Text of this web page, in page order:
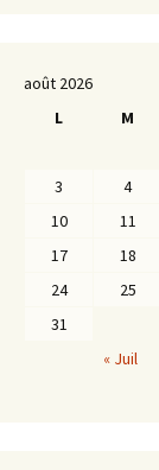
août 2026
L
M
3
4
10
11
17
18
24
25
31
« Juil